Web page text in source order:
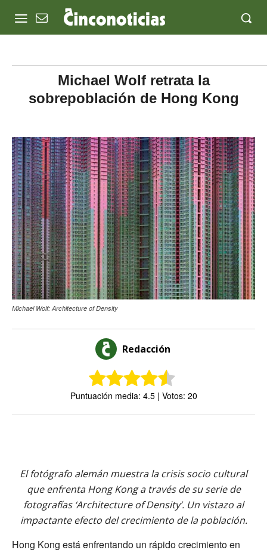
Michael Wolf retrata la
sobrepoblación de Hong Kong
Michael Wolf: Architecture of Density
Redacción
Puntuación media: 4.5 | Votos: 20
El fotógrafo alemán muestra la crisis socio cultural
que enfrenta Hong Kong a través de su serie de
fotografías ‘Architecture of Density’. Un vistazo al
impactante efecto del crecimiento de la población.
Hong Kong está enfrentando un rápido crecimiento en